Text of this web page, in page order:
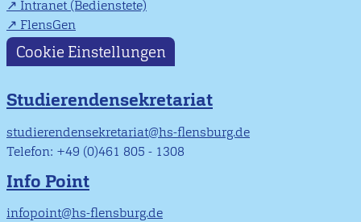
Intranet (Bedienstete)
FlensGen
Cookie Einstellungen
Studierendensekretariat
studierendensekretariat@hs-flensburg.de
Telefon: +49 (0)461 805 - 1308
Info Point
infopoint@hs-flensburg.de